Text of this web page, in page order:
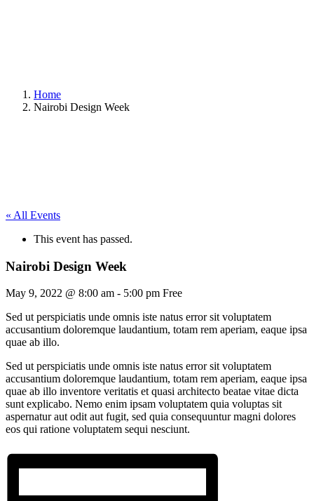
Home
Nairobi Design Week
« All Events
This event has passed.
Nairobi Design Week
May 9, 2022 @ 8:00 am - 5:00 pm Free
Sed ut perspiciatis unde omnis iste natus error sit voluptatem
accusantium doloremque laudantium, totam rem aperiam, eaque ipsa
quae ab illo.
Sed ut perspiciatis unde omnis iste natus error sit voluptatem
accusantium doloremque laudantium, totam rem aperiam, eaque ipsa
quae ab illo inventore veritatis et quasi architecto beatae vitae dicta
sunt explicabo. Nemo enim ipsam voluptatem quia voluptas sit
aspernatur aut odit aut fugit, sed quia consequuntur magni dolores
eos qui ratione voluptatem sequi nesciunt.